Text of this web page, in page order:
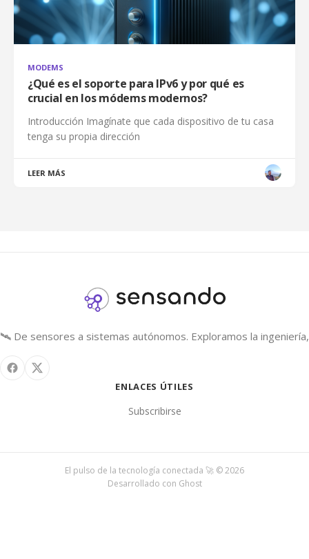
MODEMS
¿Qué es el soporte para IPv6 y por qué es
crucial en los módems modernos?
Introducción Imagínate que cada dispositivo de tu casa
tenga su propia dirección
LEER MÁS
🛰️ De sensores a sistemas autónomos. Exploramos la
ENLACES ÚTILES
Subscribirse
El pulso de la tecnología conectada 🚀 © 2026
Desarrollado con Ghost